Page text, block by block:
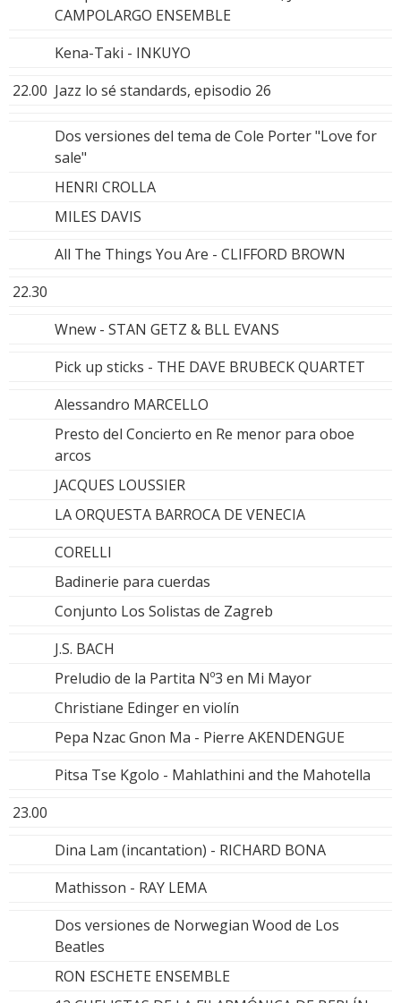
CAMPOLARGO ENSEMBLE
Kena-Taki - INKUYO
22.00 Jazz lo sé standards, episodio 26
Dos versiones del tema de Cole Porter "Love for
sale"
HENRI CROLLA
MILES DAVIS
All The Things You Are - CLIFFORD BROWN
22.30
Wnew - STAN GETZ & BLL EVANS
Pick up sticks - THE DAVE BRUBECK QUARTET
Alessandro MARCELLO
Presto del Concierto en Re menor para oboe
arcos
JACQUES LOUSSIER
LA ORQUESTA BARROCA DE VENECIA
CORELLI
Badinerie para cuerdas
Conjunto Los Solistas de Zagreb
J.S. BACH
Preludio de la Partita Nº3 en Mi Mayor
Christiane Edinger en violín
Pepa Nzac Gnon Ma - Pierre AKENDENGUE
Pitsa Tse Kgolo - Mahlathini and the Mahotella
23.00
Dina Lam (incantation) - RICHARD BONA
Mathisson - RAY LEMA
Dos versiones de Norwegian Wood de Los
Beatles
RON ESCHETE ENSEMBLE